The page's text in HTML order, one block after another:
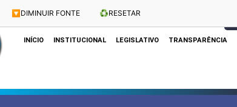
🔽 DIMINUIR FONTE ♻️RESETAR
Dias e Horários das Sessões: Terças e Quartas às 10h
INÍCIO INSTITUCIONAL LEGISLATIVO TRANSPARÊNCIA